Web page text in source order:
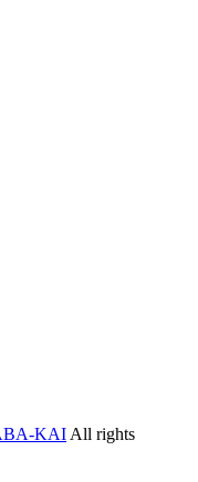
KAI All rights